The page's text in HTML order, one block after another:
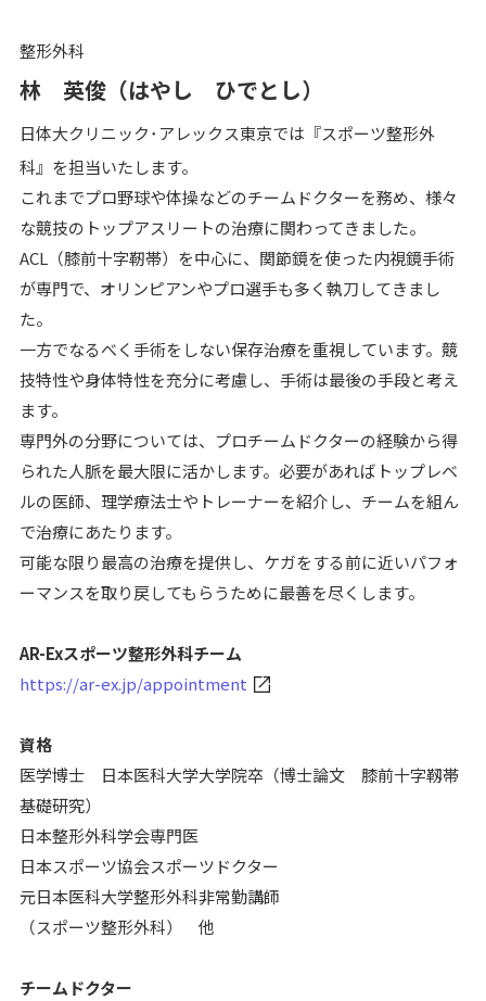
整形外科
林 英俊（はやし ひでとし）
日体大クリニック･アレックス東京では『スポーツ整形外
科』を担当いたします。
これまでプロ野球や体操などのチームドクターを務め、様々
な競技のトップアスリートの治療に関わってきました。
ACL（膝前十字靭帯）を中心に、関節鏡を使った内視鏡手術
が専門で、オリンピアンやプロ選手も多く執刀してきまし
た。
一方でなるべく手術をしない保存治療を重視しています。競
技特性や身体特性を充分に考慮し、手術は最後の手段と考え
ます。
専門外の分野については、プロチームドクターの経験から得
られた人脈を最大限に活かします。必要があればトップレベ
ルの医師、理学療法士やトレーナーを紹介し、チームを組ん
で治療にあたります。
可能な限り最高の治療を提供し、ケガをする前に近いパフォ
ーマンスを取り戻してもらうために最善を尽くします。
AR-Exスポーツ整形外科チーム
https://ar-ex.jp/appointment
資格
医学博士 日本医科大学大学院卒（博士論文 膝前十字靱帯
基礎研究）
日本整形外科学会専門医
日本スポーツ協会スポーツドクター
元日本医科大学整形外科非常勤講師
（スポーツ整形外科） 他
チームドクター